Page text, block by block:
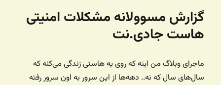
گزارش مسوولانه مشکلات امنیتی
هاست جادی.نت
ماجرای وبلاگ من اینه که روی یه هاستی زندگی می‌کنه که
سال‌های سال که نه.. دهه‌ها از این سرور به اون سرور رفته